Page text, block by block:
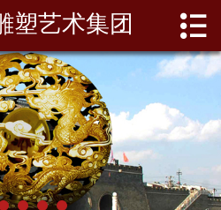
网站首页
最新动态
工程案例
雕塑泥模
塑艺术集团